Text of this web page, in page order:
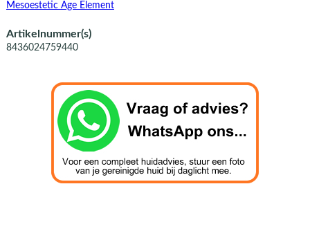
Mesoestetic Age Element
Artikelnummer(s)
8436024759440